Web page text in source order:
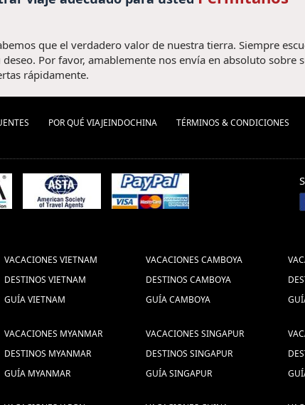
que el verdadero valor de nuestra tierra. Siempre
Por favor, amablemente nos envía en absoluto sobre
rápidamente.
POR QUÉ VIAJEINDOCHINA TÉRMINOS & CONDICIONES
VACACIONES VIETNAM
DESTINOS VIETNAM
GUÍA VIETNAM
VACACIONES CAMBOYA
DESTINOS CAMBOYA
GUÍA CAMBOYA
VACACIONES MYANMAR
DESTINOS MYANMAR
GUÍA MYANMAR
VACACIONES SINGAPUR
DESTINOS SINGAPUR
GUÍA SINGAPUR